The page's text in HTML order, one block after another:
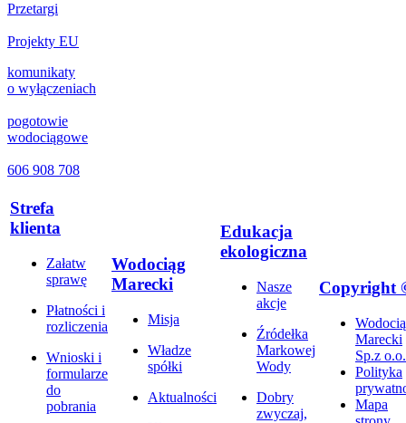
Przetargi
Projekty EU
komunikaty
o wyłączeniach
pogotowie
wodociągowe
606 908 708
Strefa
klienta
Załatw
sprawę
Płatności i
rozliczenia
Wnioski i
formularze
do
pobrania
Wodociąg
Marecki
Misja
Władze
spółki
Aktualności
Edukacja
ekologiczna
Nasze
akcje
Źródełka
Markowej
Wody
Dobry
zwyczaj,
Copyright
Marecki
Sp.z o.o.
Polityka
Mapa